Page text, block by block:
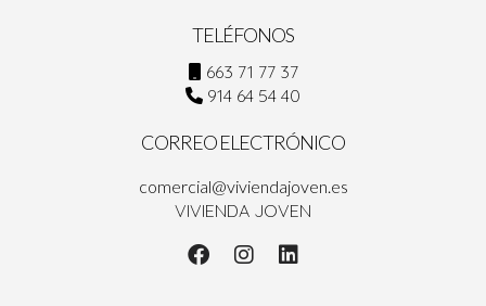
TELÉFONOS
663 71 77 37
914 64 54 40
CORREO ELECTRÓNICO
comercial@viviendajoven.es
VIVIENDA JOVEN